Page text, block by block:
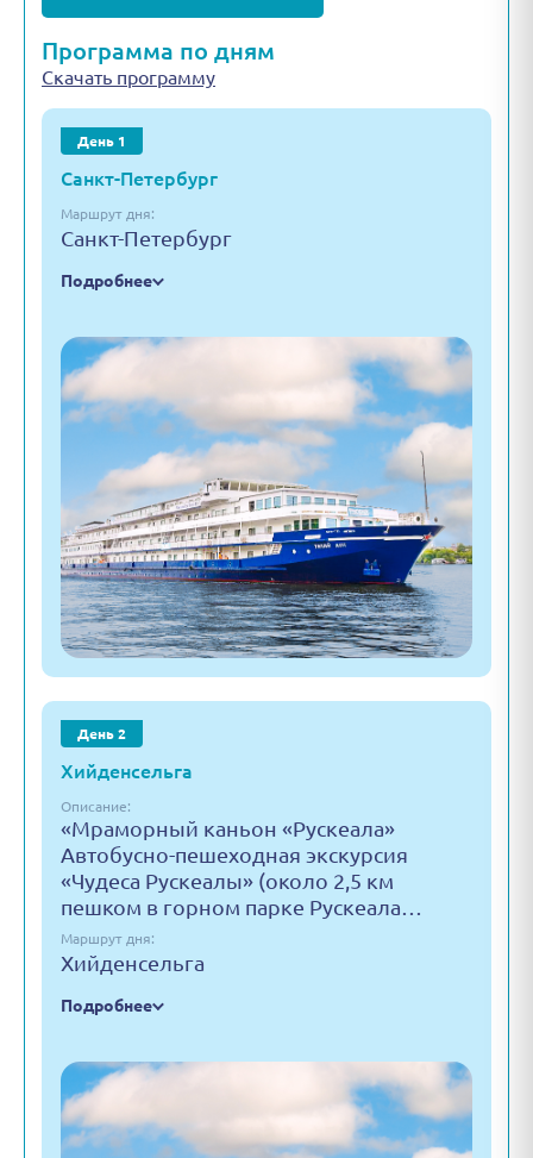
Программа по дням
Скачать программу
День 1
Санкт-Петербург
Маршрут дня:
Санкт-Петербург
Подробнее
День 2
Хийденсельга
Описание:
«Мраморный каньон «Рускеала»
Автобусно-пешеходная экскурсия
«Чудеса Рускеалы» (около 2,5 км
пешком в горном парке Рускеала…
Маршрут дня:
Хийденсельга
Подробнее